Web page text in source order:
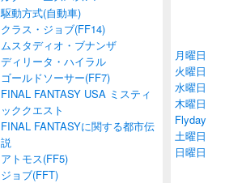
駆動方式(自動車)
クラス・ジョブ(FF14)
ムスタディオ・ブナンザ
ディリータ・ハイラル
ゴールドソーサー(FF7)
FINAL FANTASY USA ミスティ
ッククエスト
FINAL FANTASYに関する都市伝
説
アトモス(FF5)
ジョブ(FFT)
月曜日
火曜日
水曜日
木曜日
Flyday
土曜日
日曜日